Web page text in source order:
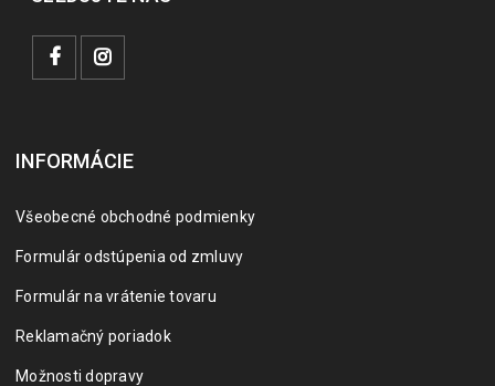
INFORMÁCIE
Všeobecné obchodné podmienky
Formulár odstúpenia od zmluvy
Formulár na vrátenie tovaru
Reklamačný poriadok
Možnosti dopravy